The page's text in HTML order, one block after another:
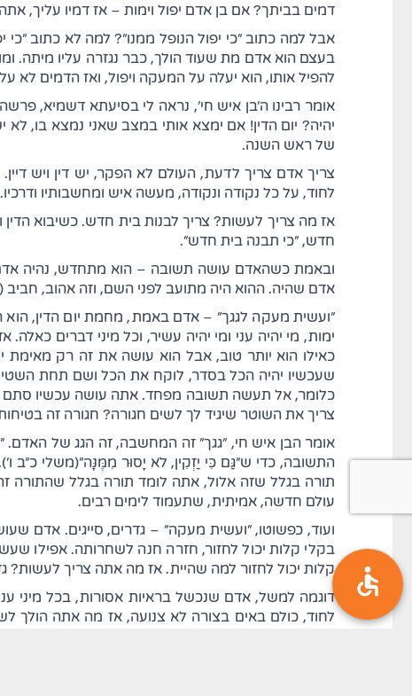
דמים בביתך? אם בן אדם יפול וימות – אז דמיו עליך,
אבל למה כתוב "כי יפול הנופל ממנו"? למה לא כתוב "כי
בעצם הוא אדם מת שעוד הולך, כבר נגזרה עליו מיתה.
להפיל אותו, הוא יעלה על המעקה ויפול, ואז הדמים
אומר רבינו ה'בן איש חי', נראה לי בסיעתא דשמיא,
יהיה? יום הדין! אם ימצא אותי במצב שאני נמצא בו,
של ראש השנה.
צריך אדם צריך לדעת, העולם לא הפקר, יש דין ויש
לחוד, על כל נקודה ונקודה, מעשה איש ומחשבותיו ודרכיו.
אז מה צריך לעשות? צריך לבנות בית חדש. כשיבוא הדין
חדש, "כי תבנה בית חדש".
ובאמת כשהאדם עושה תשובה – הוא מתחדש, נהיה
אדם שהיה. ההוא היה מתועב לפני השם, וזה אהוב,
"ועשית מעקה לגגך" – אדם באמת, מחמת יום הדין, הוא
ימות, מי יהיה עני ומי יהיה עשיר, וכל מיני דברים
כאילו הוא יותר טוב, אבל הוא עושה את זה רק מאימת
שעכשיו יהיה הכל בסדר, לוקח את הכל ושם תחת
כלומר, אל תעשה תשובה מפחד. אתה עושה עכשיו סתם
צריך את השוטר שיגיד לך לשים חגורה? חגורה זה
אומר הבן איש חי, "גגך" זה המחשבה, זה הגג של
התשובה, כדי ש"גַּם כִּי יַזְקִין, לֹא יָסוּר מִמֶּנָּה"(משלי
תורה בגלל שזה אלול, אתה לומד תורה בגלל שהתורה
עולם חדשה, אמיתית, שתעמוד לימים רבים.
ועוד, כפשוטו, "ועשית מעקה" – גדרים, סייגים. אדם
בקלי קלות יכול לחזור, חזרה חנה לשחרותה. אפילו
קלות יכול לחזור למה שהיית. אז מה אתה צריך לעשות?
דוגמה למשל, אדם שנכשל בראיות אסורות, בכל מיני
לחוד, כולם באים בצורה לא צנועה, אז מה אתה הולך